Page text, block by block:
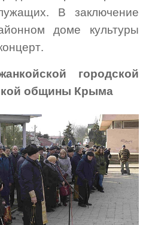
В заключение
доме культуры
городской
общины Крыма